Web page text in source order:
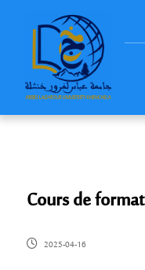
Cours de
2025-04-16